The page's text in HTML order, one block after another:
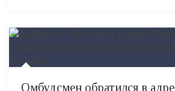
Омбудсмен обратился в